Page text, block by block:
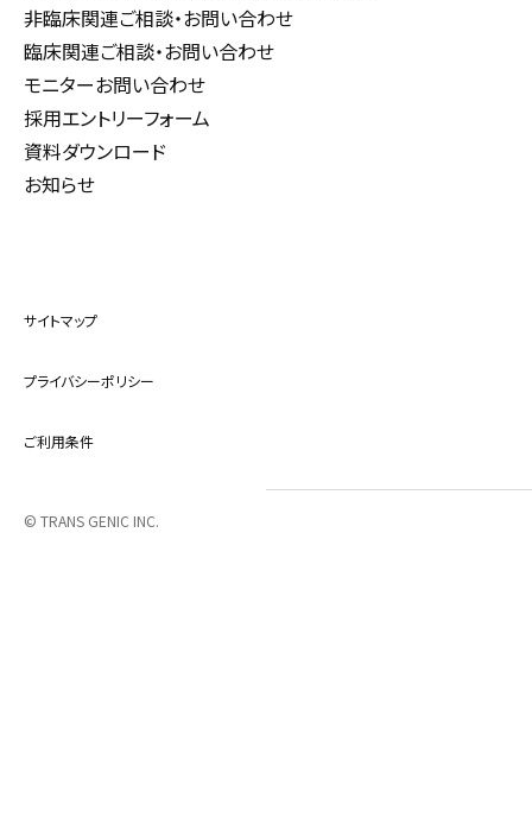
非臨床関連ご相談・お問い合わせ
臨床関連ご相談・お問い合わせ
モニターお問い合わせ
採用エントリーフォーム
資料ダウンロード
お知らせ
サイトマップ
プライバシーポリシー
ご利用条件
© TRANS GENIC INC.